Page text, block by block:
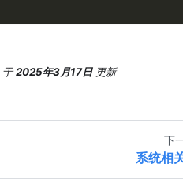
于2025年3月17日 更新
下
系统相